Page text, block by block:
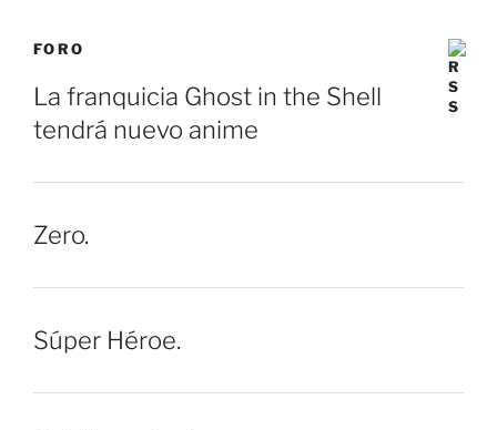
FORO
La franquicia Ghost in the Shell
tendrá nuevo anime
Zero.
Súper Héroe.